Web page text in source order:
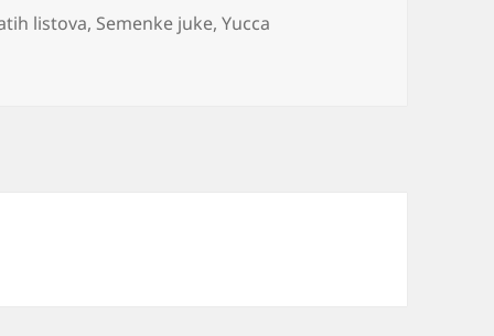
listova, Semenke juke,Yucca
presađivanje cena